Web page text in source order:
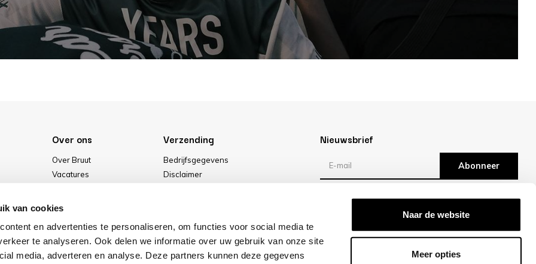
van cookies
en advertenties te personaliseren, om functies voor social media te
te analyseren. Ook delen we informatie over uw gebruik van onze site
media, adverteren en analyse. Deze partners kunnen deze gegevens
Naar de website
Meer opties
Over ons
Over Bruut
Vacatures
Onze winkel
Verzending
Bedrijfsgegevens
Disclaimer
Nieuwsbrief
Abonneer
Reviews
/10 -klantbeoordelingen